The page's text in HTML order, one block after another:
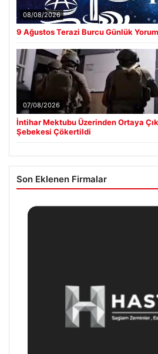
08/08/2026
9 Ağustos Terazi Burcu Günlük
07/08/2026
İntihar Mektubu Üzerinden Ortaya
Şebekesi Çökertildi
Son Eklenen Firmalar